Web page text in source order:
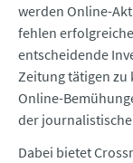
werden Online-
fehlen
entscheidende
Zeitung tätigen zu
Online-
der
Dabei bietet